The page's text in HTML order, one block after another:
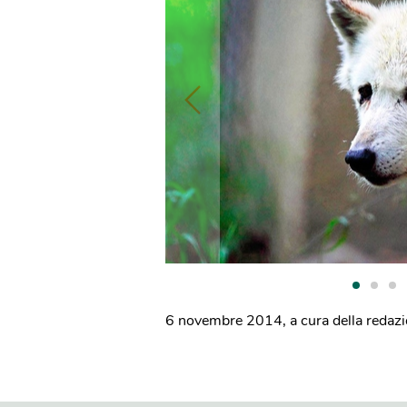
6 novembre 2014, a cura della